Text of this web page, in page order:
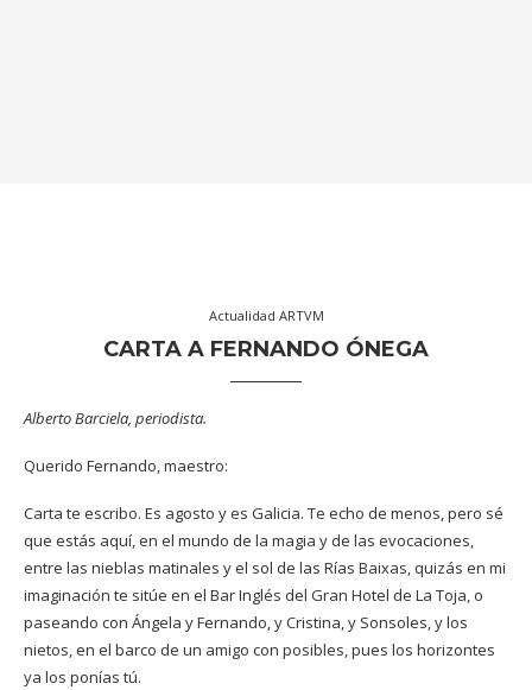
Actualidad ARTVM
CARTA A FERNANDO ÓNEGA
Alberto Barciela, periodista.
Querido Fernando, maestro:
Carta te escribo. Es agosto y es Galicia. Te echo de menos, pero sé
que estás aquí, en el mundo de la magia y de las evocaciones,
entre las nieblas matinales y el sol de las Rías Baixas, quizás en mi
imaginación te sitúe en el Bar Inglés del Gran Hotel de La Toja, o
paseando con Ángela y Fernando, y Cristina, y Sonsoles, y los
nietos, en el barco de un amigo con posibles, pues los horizontes
ya los ponías tú.